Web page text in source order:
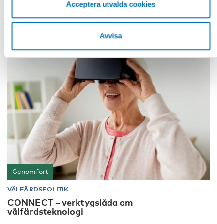
Acceptera utvalda cookies
Avvisa
Genomfört
VÄLFÄRDSPOLITIK
CONNECT – verktygslåda om
välfärdsteknologi